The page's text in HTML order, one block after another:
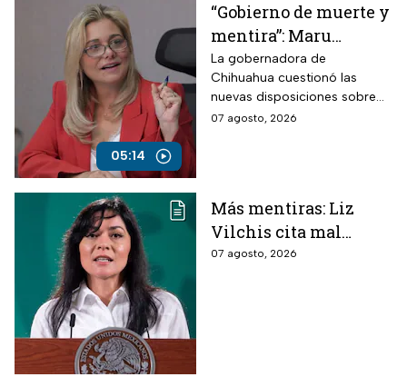
05:14
“Gobierno de muerte y
mentira”: Maru
Campos arremete
contra Morena por
polémicos
lineamientos de
La gobernadora de
Chihuahua cuestionó las
nuevas disposiciones sobre
medios y lanzó fuertes
07 agosto, 2026
Más mentiras: Liz
Vilchis cita mal
estudio de Reuters
07 agosto, 2026